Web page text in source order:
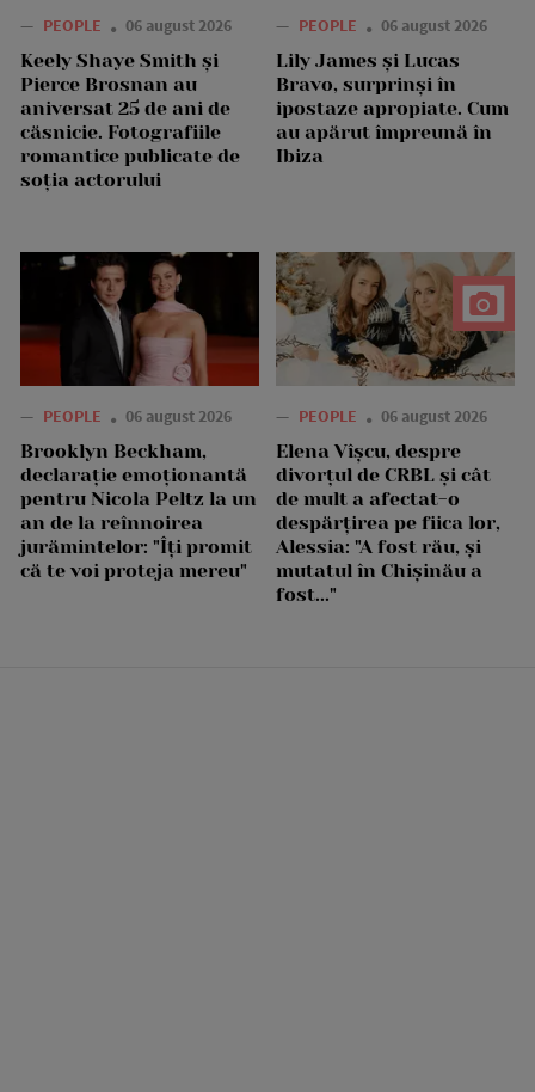
— PEOPLE 06 august 2026
Keely Shaye Smith și
Pierce Brosnan au
aniversat 25 de ani de
căsnicie. Fotografiile
romantice publicate de
soția actorului
— PEOPLE 06 august 2026
Lily James și Lucas
Bravo, surprinși în
ipostaze apropiate. Cum
au apărut împreună în
Ibiza
— PEOPLE 06 august 2026
Brooklyn Beckham,
declarație emoționantă
pentru Nicola Peltz la un
an de la reînnoirea
jurămintelor: "Îți promit
că te voi proteja mereu"
— PEOPLE 06 august 2026
Elena Vîșcu, despre
divorțul de CRBL și cât
de mult a afectat-o
despărțirea pe fiica lor,
Alessia: "A fost rău, și
mutatul în Chișinău a
fost..."